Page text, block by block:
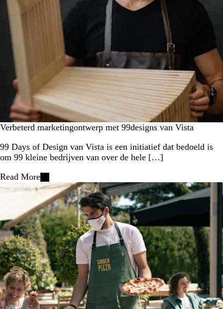
Verbeterd marketingontwerp met 99designs van Vista
99 Days of Design van Vista is een initiatief dat bedoeld is
om 99 kleine bedrijven van over de hele […]
Read More